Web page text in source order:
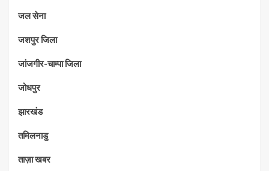
जल सेना
जशपुर जिला
जांजगीर-चाम्पा जिला
जोधपुर
झारखंड
तमिलनाडु
ताज़ा खबर